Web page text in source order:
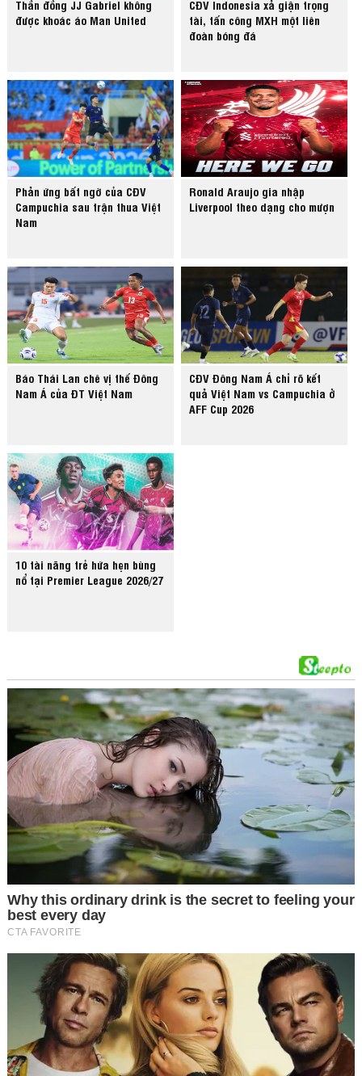
Thần đồng JJ Gabriel không
được khoác áo Man United
CĐV Indonesia xả giận trọng
tài, tấn công MXH một liên
đoàn bóng đá
Phản ứng bất ngờ của CĐV
Campuchia sau trận thua Việt
Nam
Ronald Araujo gia nhập
Liverpool theo dạng cho mượn
Báo Thái Lan chê vị thế Đông
Nam Á của ĐT Việt Nam
CĐV Đông Nam Á chỉ rõ kết
quả Việt Nam vs Campuchia ở
AFF Cup 2026
10 tài năng trẻ hứa hẹn bùng
nổ tại Premier League 2026/27